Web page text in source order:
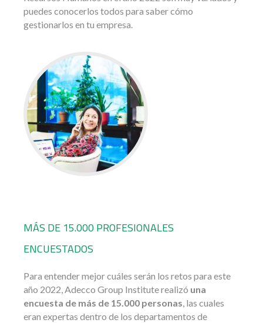
puedes conocerlos todos para saber cómo
gestionarlos en tu empresa.
MÁS DE 15.000 PROFESIONALES
ENCUESTADOS
Para entender mejor cuáles serán los retos para este
año 2022, Adecco Group Institute realizó una
encuesta de más de 15.000 personas, las cuales
eran expertas dentro de los departamentos de